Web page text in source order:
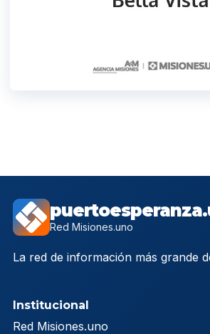
Red Misiones.uno
La red de información más grande
Institucional
Red Misiones.uno